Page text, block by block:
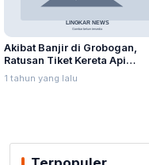
Akibat Banjir di Grobogan,
Ratusan Tiket Kereta Api
Dibatalkan Calon Penumpang
1 tahun yang lalu